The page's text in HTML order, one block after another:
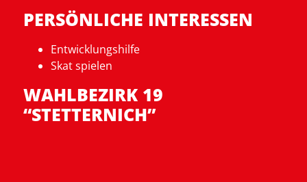
PERSÖNLICHE INTERESSEN
Entwicklungshilfe
Skat spielen
WAHLBEZIRK 19
“STETTERNICH”